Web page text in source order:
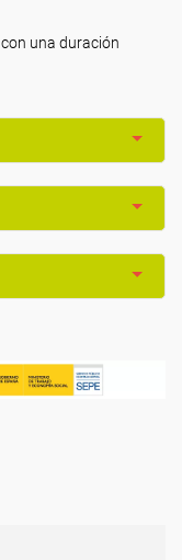
con una duración